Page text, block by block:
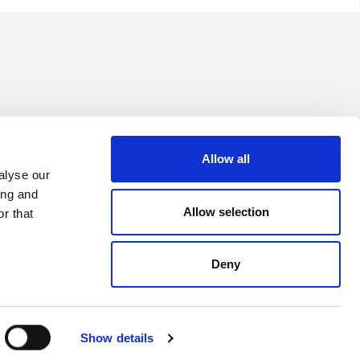
our
and
that
Show details
Allow all
Allow selection
Deny